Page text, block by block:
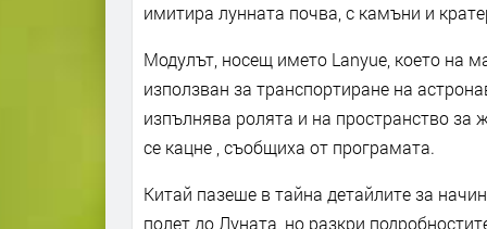
имитира лунната почва, с камъни и
Модулът, носещ името Lanyue, което на
използван за транспортиране на
изпълнява ролята и на пространство за
се кацне , съобщиха от програмата.
Китай пазеше в тайна детайлите за
полет до Луната, но разкри